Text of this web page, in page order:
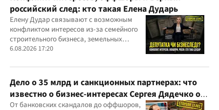
российский след: кто такая Елена Дударь
Елену Дудар связывают с возможным
конфликтом интересов из-за семейного
строительного бизнеса, земельных
скандалов, судебных дел
6.08.2026 17:20
Дело о 35 млрд и санкционных партнерах: что
известно о бизнес-интересах Сергея Дядечко от
"Родовид Банка" до "ФАРМАСЕЛ"
От банковских скандалов до оффшоров,